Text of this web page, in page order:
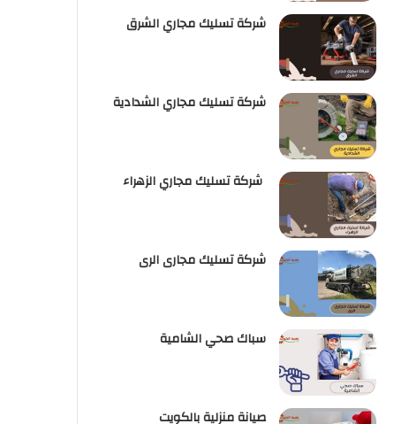
شركة تسليك مجاري الشرق
شركة تسليك مجاري الشدادية
شركة تسليك مجاري الزهراء
شركة تسليك مجارى الرى
سباك صحي الشامية
صيانة منزلية بالكويت